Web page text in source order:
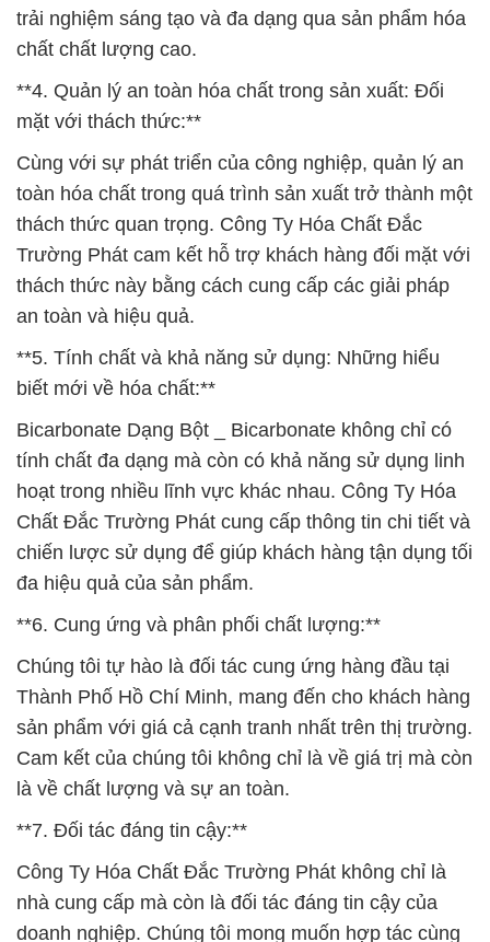
trải nghiệm sáng tạo và đa dạng qua sản phẩm hóa
chất chất lượng cao.
**4. Quản lý an toàn hóa chất trong sản xuất: Đối
mặt với thách thức:**
Cùng với sự phát triển của công nghiệp, quản lý an
toàn hóa chất trong quá trình sản xuất trở thành một
thách thức quan trọng. Công Ty Hóa Chất Đắc
Trường Phát cam kết hỗ trợ khách hàng đối mặt với
thách thức này bằng cách cung cấp các giải pháp
an toàn và hiệu quả.
**5. Tính chất và khả năng sử dụng: Những hiểu
biết mới về hóa chất:**
Bicarbonate Dạng Bột _ Bicarbonate không chỉ có
tính chất đa dạng mà còn có khả năng sử dụng linh
hoạt trong nhiều lĩnh vực khác nhau. Công Ty Hóa
Chất Đắc Trường Phát cung cấp thông tin chi tiết và
chiến lược sử dụng để giúp khách hàng tận dụng tối
đa hiệu quả của sản phẩm.
**6. Cung ứng và phân phối chất lượng:**
Chúng tôi tự hào là đối tác cung ứng hàng đầu tại
Thành Phố Hồ Chí Minh, mang đến cho khách hàng
sản phẩm với giá cả cạnh tranh nhất trên thị trường.
Cam kết của chúng tôi không chỉ là về giá trị mà còn
là về chất lượng và sự an toàn.
**7. Đối tác đáng tin cậy:**
Công Ty Hóa Chất Đắc Trường Phát không chỉ là
nhà cung cấp mà còn là đối tác đáng tin cậy của
doanh nghiệp. Chúng tôi mong muốn hợp tác cùng